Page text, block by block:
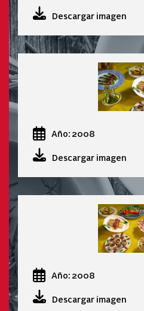
Descargar imagen
Año: 2008
Descargar imagen
Año: 2008
Descargar imagen